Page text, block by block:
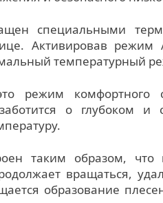
специальными
Активировав режим
температурный
режим комфортного
о глубоком
таким образом,
вращаться,
образование